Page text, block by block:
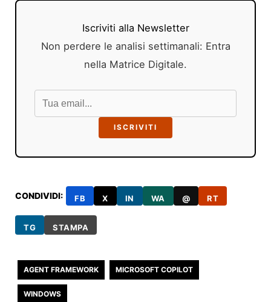
Iscriviti alla Newsletter
Non perdere le analisi settimanali: Entra
nella Matrice Digitale.
ISCRIVITI
CONDIVIDI: FB X IN WA @ RT
TG STAMPA
AGENT FRAMEWORK MICROSOFT COPILOT
WINDOWS